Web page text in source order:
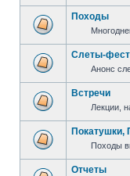
Походы
Слеты-
Анонс
Встречи
Лекции,
Покатушки,
Походы
Отчеты